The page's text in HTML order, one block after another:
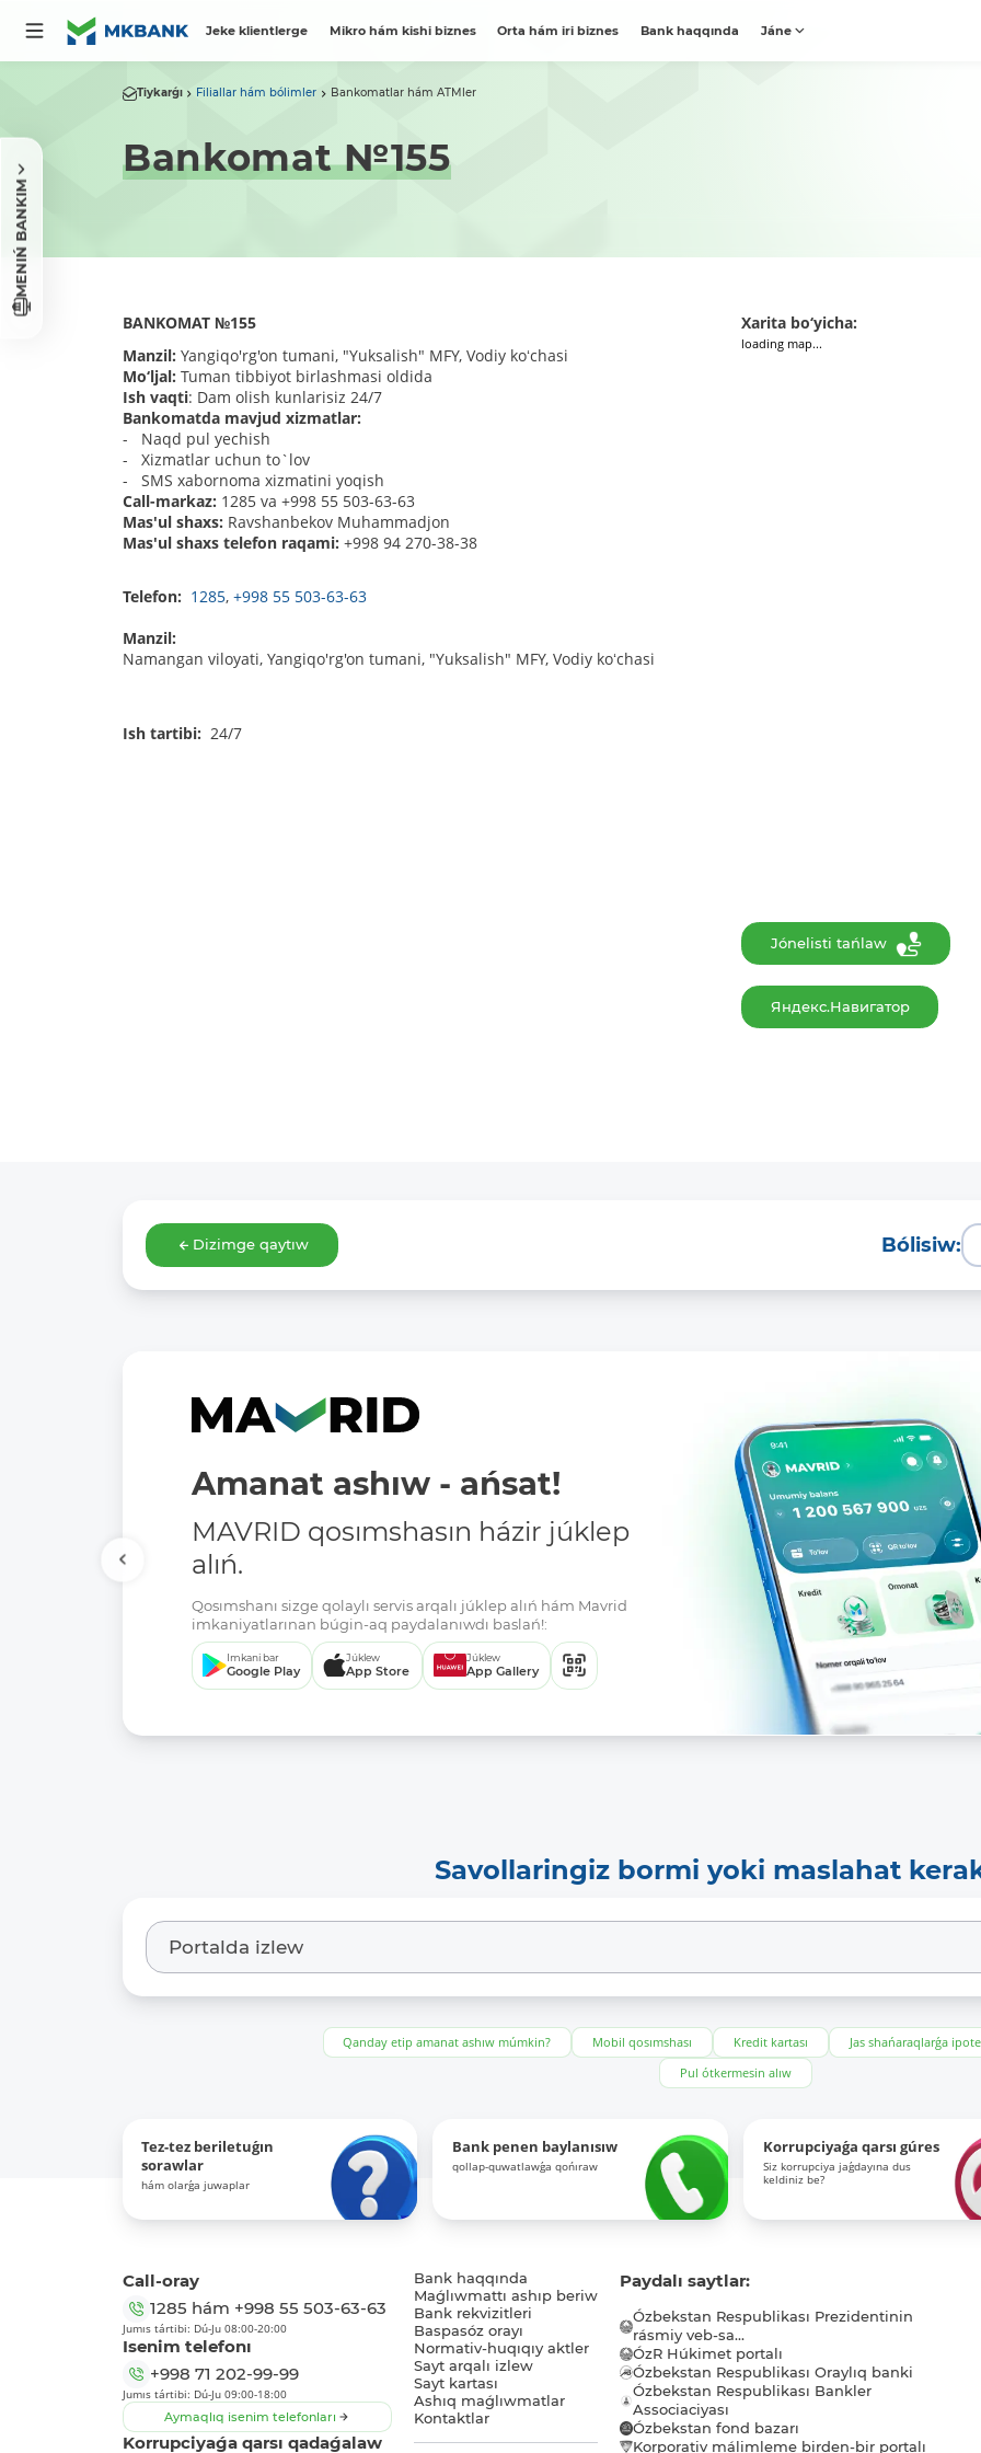
Jeke klientlerge Mikro hám kishi biznes Orta hám iri biznes Bank haqqında Jáne
MENIŃ BANKIM
Tiykarǵı Filiallar hám bólimler Bankomatlar hám ATMler
Bankomat №155
BANKOMAT №155
Manzil: Yangiqo'rg'on tumani, "Yuksalish" MFY, Vodiy koʻchasi
Mo‘ljal: Tuman tibbiyot birlashmasi oldida
Ish vaqti: Dam olish kunlarisiz 24/7
Bankomatda mavjud xizmatlar:
- Naqd pul yechish
- Xizmatlar uchun to`lov
- SMS xabornoma xizmatini yoqish
Call-markaz: 1285 va +998 55 503-63-63
Mas'ul shaxs: Ravshanbekov Muhammadjon
Mas'ul shaxs telefon raqami: +998 94 270-38-38
Telefon: 1285, +998 55 503-63-63
Manzil:
Namangan viloyati, Yangiqo'rg'on tumani, "Yuksalish" MFY, Vodiy koʻchasi
Ish tartibi: 24/7
Xarita bo‘yicha:
loading map...
Jónelisti tańlaw
Яндекс.Навигатор
Dizimge qaytıw Bólisiw:
Amanat ashıw - ańsat!
MAVRID qosımshasın házir júklep
alıń.
Qosımshanı sizge qolaylı servis arqalı júklep alıń hám Mavrid
imkaniyatlarınan búgin-aq paydalanıwdı baslań!:
Imkani bar
Google Play
Júklew
App Store
Júklew
App Gallery
Savollaringiz bormi yoki maslahat
Qanday etip amanat ashıw múmkin? Mobil qosımshası Kredit kartası Jas shańaraqlarǵa
Pul ótkermesin alıw
Tez-tez beriletuǵın
sorawlar
hám olarǵa juwaplar
Bank penen baylanısıw
qollap-quwatlawǵa qońıraw
Korrupciyaǵa qarsı gúres
Siz korrupciya jaǵdayına dus
keldiniz be?
Call-oray
1285 hám +998 55 503-63-63
Jumıs tártibi: Dú-Ju 08:00-20:00
Isenim telefonı
+998 71 202-99-99
Jumıs tártibi: Dú-Ju 09:00-18:00
Aymaqlıq isenim telefonları
Korrupciyaǵa qarsı qadaǵalaw
Bank haqqında
Maǵlıwmattı ashıp beriw
Bank rekvizitleri
Baspasóz orayı
Normativ-huqıqıy aktler
Sayt arqalı izlew
Sayt kartası
Ashıq maǵlıwmatlar
Kontaktlar
Paydalı saytlar:
Ózbekstan Respublikası Prezidentinin
rásmiy veb-sa...
ÓzR Húkimet portalı
Ózbekstan Respublikası Oraylıq banki
Ózbekstan Respublikası Bankler
Associaciyası
Ózbekstan fond bazarı
Korporativ málimleme birden-bir portalı